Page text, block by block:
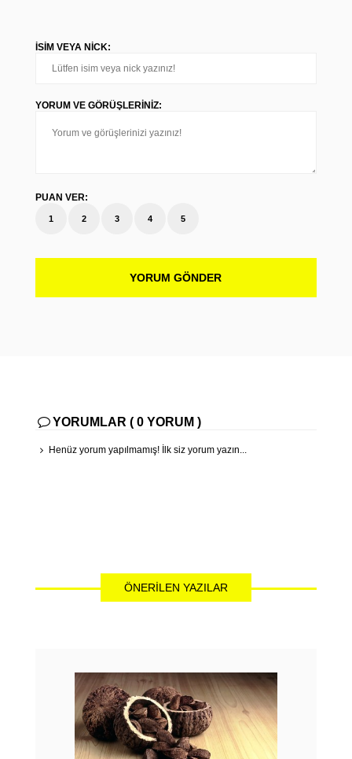
İSIM VEYA NICK:
YORUM VE GÖRÜŞLERINIZ:
PUAN VER:
1 2 3 4 5
YORUM GÖNDER
YORUMLAR ( 0 YORUM )
Henüz yorum yapılmamış! İlk siz yorum yazın...
ÖNERILEN YAZILAR